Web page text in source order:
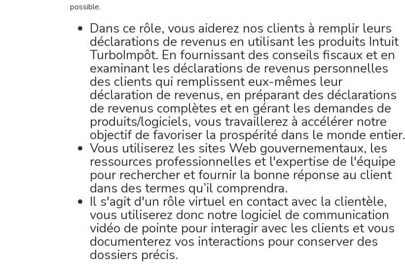
possible.
Dans ce rôle, vous aiderez nos clients à remplir leurs
déclarations de revenus en utilisant les produits Intuit
TurboImpôt. En fournissant des conseils fiscaux et en
examinant les déclarations de revenus personnelles
des clients qui remplissent eux-mêmes leur
déclaration de revenus, en préparant des déclarations
de revenus complètes et en gérant les demandes de
produits/logiciels, vous travaillerez à accélérer notre
objectif de favoriser la prospérité dans le monde entier.
Vous utiliserez les sites Web gouvernementaux, les
ressources professionnelles et l'expertise de l'équipe
pour rechercher et fournir la bonne réponse au client
dans des termes qu’il comprendra.
Il s'agit d'un rôle virtuel en contact avec la clientèle,
vous utiliserez donc notre logiciel de communication
vidéo de pointe pour interagir avec les clients et vous
documenterez vos interactions pour conserver des
dossiers précis.